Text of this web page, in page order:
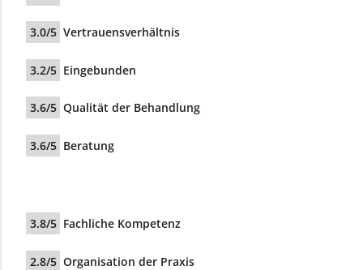
3.0/5 Vertrauensverhältnis
3.2/5 Eingebunden
3.6/5 Qualität der Behandlung
3.6/5 Beratung
3.8/5 Fachliche Kompetenz
2.8/5 Organisation der Praxis